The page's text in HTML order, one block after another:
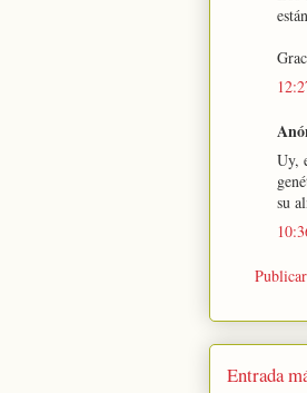
Uy,
su
Entrada